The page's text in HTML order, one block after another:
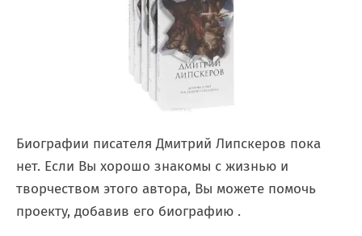
Биографии писателя Дмитрий Липскеров пока
нет. Если Вы хорошо знакомы с жизнью и
творчеством этого автора, Вы можете помочь
проекту, добавив его биографию .